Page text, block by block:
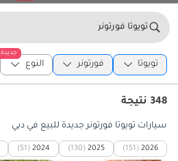
تويوتا فورتونر
تويوتا فورتونر
جديدة
النوع
348 نتيجة
سيارات تويوتا فورتونر جديدة للبيع في دبي
2026
(151)
2025
(130)
2024
(51)